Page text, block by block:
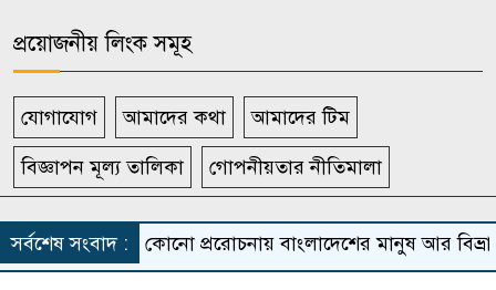
প্রয়োজনীয় লিংক সমূহ
যোগাযোগ আমাদের কথা আমাদের টিম
বিজ্ঞাপন মূল্য তালিকা গোপনীয়তার নীতিমালা
সর্বস্বত্ব সংরক্ষিত দৈনিক জনতার আদালত
Theme Developed BYThemesBazar.Com
সর্বশেষ সংবাদ :কোনো প্ররোচনায় বাংলাদেশের মানুষ আর বিভ্রান্ত